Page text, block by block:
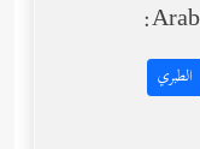
الطبري